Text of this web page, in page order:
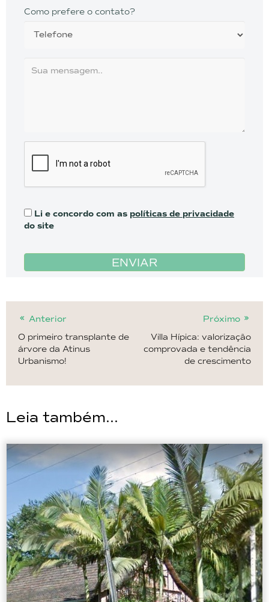
Como prefere o contato?
Li e concordo com as políticas de privacidade
do site
ENVIAR
Anterior
O primeiro transplante de
árvore da Atinus
Urbanismo!
Próximo
Villa Hípica: valorização
comprovada e tendência
de crescimento
Leia também...